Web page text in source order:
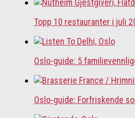
Topp 10 restauranter i juli
Oslo-guide: 5
Oslo-guide: Forfriskende